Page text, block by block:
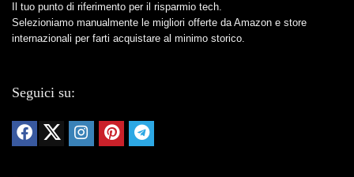
Il tuo punto di riferimento per il risparmio tech.
Selezioniamo manualmente le migliori offerte da Amazon e store
internazionali per farti acquistare al minimo storico.
Seguici su: